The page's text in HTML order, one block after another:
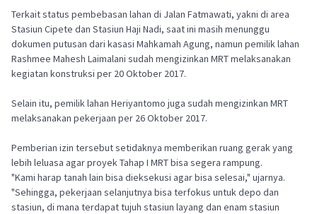
Terkait status pembebasan lahan di Jalan Fatmawati, yakni di area
Stasiun Cipete dan Stasiun Haji Nadi, saat ini masih menunggu
dokumen putusan dari kasasi Mahkamah Agung, namun pemilik lahan
Rashmee Mahesh Laimalani sudah mengizinkan MRT melaksanakan
kegiatan konstruksi per 20 Oktober 2017.
Selain itu, pemilik lahan Heriyantomo juga sudah mengizinkan MRT
melaksanakan pekerjaan per 26 Oktober 2017.
Pemberian izin tersebut setidaknya memberikan ruang gerak yang
lebih leluasa agar proyek Tahap I MRT bisa segera rampung.
"Kami harap tanah lain bisa dieksekusi agar bisa selesai," ujarnya.
"Sehingga, pekerjaan selanjutnya bisa terfokus untuk depo dan
stasiun, di mana terdapat tujuh stasiun layang dan enam stasiun